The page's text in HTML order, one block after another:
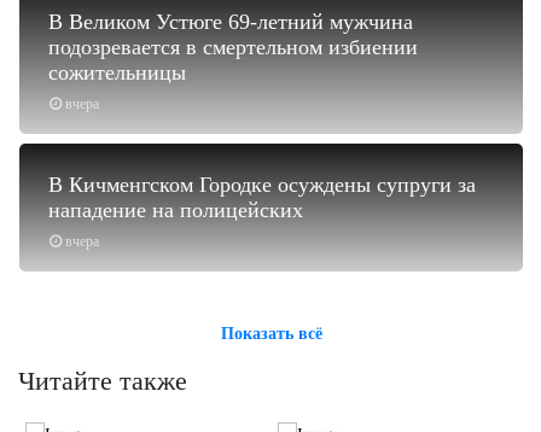
вчера
В Великом Устюге 69-летний мужчина
подозревается в смертельном избиении
сожительницы
вчера
В Кичменгском Городке осуждены супруги за
нападение на полицейских
Показать всё
Читайте также